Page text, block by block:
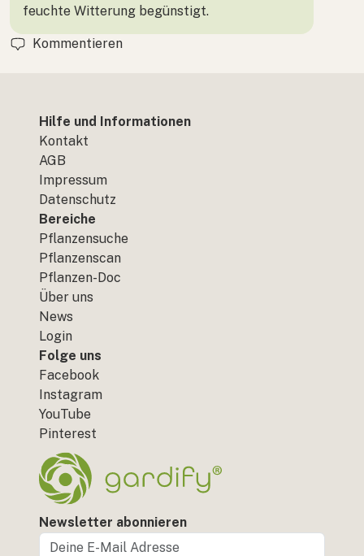
feuchte Witterung begünstigt.
Kommentieren
Hilfe und Informationen
Kontakt
AGB
Impressum
Datenschutz
Bereiche
Pflanzensuche
Pflanzenscan
Pflanzen-Doc
Über uns
News
Login
Folge uns
Facebook
Instagram
YouTube
Pinterest
Newsletter abonnieren